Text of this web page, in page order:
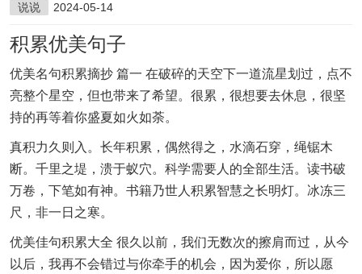
说说 2024-05-14
积累优美句子
优美名句积累摘抄 篇一 在破碎的天空下一道流星划过，点不
亮整个星空，但也带来了希望。很累，很想要去休息，很坚
持的再等着你盛夏如火如荼。
真积力久则入。长年积累，偶然得之，水滴石穿，绳锯木
断。千里之堤，溃于蚁穴。科学需要人的全部生活。读书破
万卷，下笔如有神。书籍乃世人积累智慧之长明灯。冰冻三
尺，非一日之寒。
优美佳句积累大全 很久以前，我们无数次的擦肩而过，从今
以后，我再不会错过与你牵手的机会，因为爱你，所以愿